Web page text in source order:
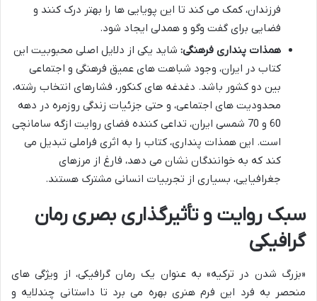
فرزندان، کمک می کند تا این پویایی ها را بهتر درک کنند و
فضایی برای گفت وگو و همدلی ایجاد شود.
همذات پنداری فرهنگی: شاید یکی از دلایل اصلی محبوبیت این
کتاب در ایران، وجود شباهت های عمیق فرهنگی و اجتماعی
بین دو کشور باشد. دغدغه های کنکور، فشارهای انتخاب رشته،
محدودیت های اجتماعی، و حتی جزئیات زندگی روزمره در دهه
60 و 70 شمسی ایران، تداعی کننده فضای روایت ازگه سامانچی
است. این همذات پنداری، کتاب را به اثری فراملی تبدیل می
کند که به خوانندگان نشان می دهد، فارغ از مرزهای
جغرافیایی، بسیاری از تجربیات انسانی مشترک هستند.
سبک روایت و تأثیرگذاری بصری رمان
گرافیکی
«بزرگ شدن در ترکیه» به عنوان یک رمان گرافیکی، از ویژگی های
منحصر به فرد این فرم هنری بهره می برد تا داستانی چندلایه و